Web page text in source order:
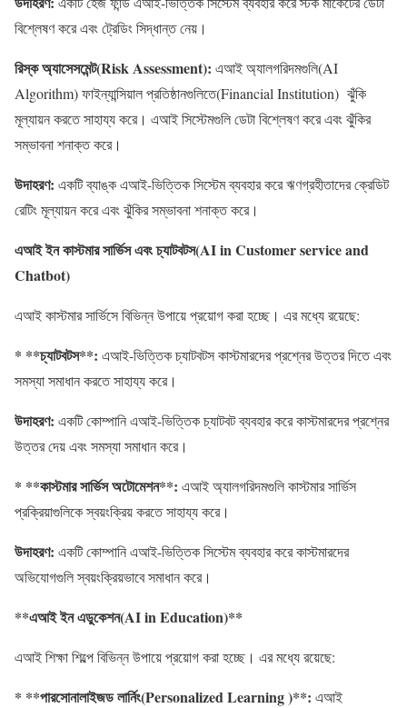
বিশ্লেষণ করে এবং ট্রেডিং সিদ্ধান্ত নেয়।
রিস্ক অ্যাসেসমেন্ট(Risk Assessment): এআই অ্যালগরিদমগুলি(AI
Algorithm) ফাইন্যান্সিয়াল প্রতিষ্ঠানগুলিতে(Financial Institution) ঝুঁকি
মূল্যায়ন করতে সাহায্য করে। এআই সিস্টেমগুলি ডেটা বিশ্লেষণ করে এবং ঝুঁকির
সম্ভাবনা শনাক্ত করে।
উদাহরণ: একটি ব্যাঙ্ক এআই-ভিত্তিক সিস্টেম ব্যবহার করে ঋণগ্রহীতাদের ক্রেডিট
রেটিং মূল্যায়ন করে এবং ঝুঁকির সম্ভাবনা শনাক্ত করে।
এআই ইন কাস্টমার সার্ভিস এবং চ্যাটবটস(AI in Customer service and
Chatbot)
এআই কাস্টমার সার্ভিসে বিভিন্ন উপায়ে প্রয়োগ করা হচ্ছে। এর মধ্যে রয়েছে:
* **চ্যাটবটস**: এআই-ভিত্তিক চ্যাটবটস কাস্টমারদের প্রশ্নের উত্তর দিতে এবং
সমস্যা সমাধান করতে সাহায্য করে।
উদাহরণ: একটি কোম্পানি এআই-ভিত্তিক চ্যাটবট ব্যবহার করে কাস্টমারদের প্রশ্নের
উত্তর দেয় এবং সমস্যা সমাধান করে।
* **কাস্টমারসার্ভিসঅটোমেশন**: এআই অ্যালগরিদমগুলি কাস্টমার সার্ভিস
প্রক্রিয়াগুলিকে স্বয়ংক্রিয় করতে সাহায্য করে।
উদাহরণ: একটি কোম্পানি এআই-ভিত্তিক সিস্টেম ব্যবহার করে কাস্টমারদের
অভিযোগগুলি স্বয়ংক্রিয়ভাবে সমাধান করে।
**এআইইনএডুকেশন(AI in Education)**
এআই শিক্ষা শিল্পে বিভিন্ন উপায়ে প্রয়োগ করা হচ্ছে। এর মধ্যে রয়েছে:
* **পারসোনালাইজডলার্নিং(Personalized Learning )**: এআই